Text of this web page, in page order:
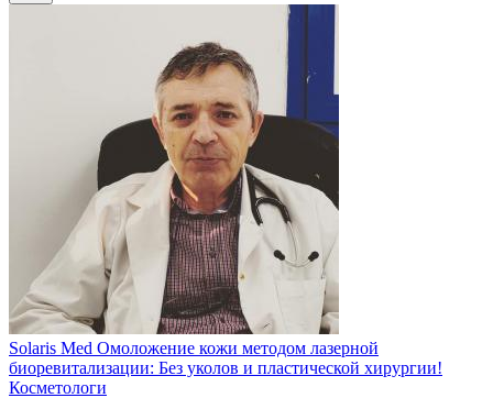
Solaris Med Омоложение кожи методом лазерной
биоревитализации: Без уколов и пластической хирургии!
Косметологи